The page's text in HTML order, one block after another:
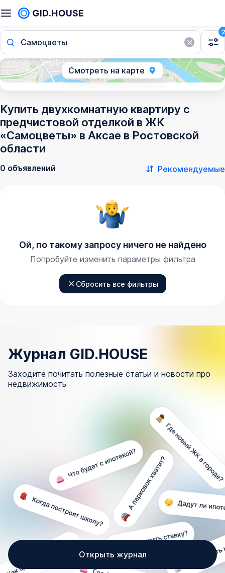
Самоцветы
2
Смотреть на карте
Купить двухкомнатную квартиру с
предчистовой отделкой в ЖК
«Самоцветы» в Аксае в Ростовской
области
0 объявлений Рекомендуемые
Ой, по такому запросу ничего не найдено
Попробуйте изменить параметры фильтра
Сбросить все фильтры
Журнал GID.HOUSE
Заходите почитать полезные статьи и новости про
недвижимость
Открыть журнал